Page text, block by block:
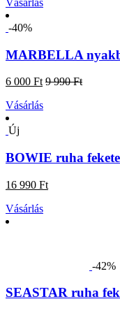
-40%
MARBELLA
6 000 Ft 9 990 Ft
Vásárlás
Új
BOWIE ruha fekete
16 990 Ft
Vásárlás
-42%
SEASTAR ruha